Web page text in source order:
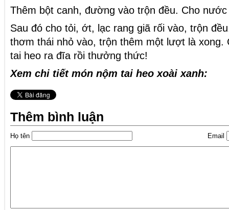
Thêm bột canh, đường vào trộn đều. Cho
Sau đó cho tỏi, ớt, lạc rang giã rối vào, trộn
thơm thái nhỏ vào, trộn thêm một lượt là xong.
tai heo ra đĩa rồi thưởng thức!
Xem chi tiết món nộm tai heo xoài xanh:
Thêm bình luận
Họ tên Email